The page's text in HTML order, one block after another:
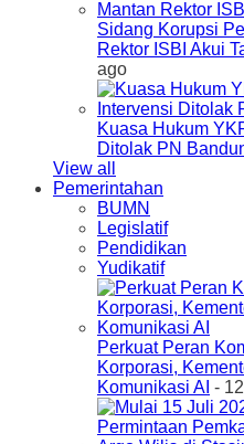
Sidang Korupsi
Rektor ISBI Akui
ago
Kuasa Hukum
Ditolak PN
View all
Pemerintahan
BUMN
Legislatif
Pendidikan
Yudikatif
Perkuat Peran
Korporasi,
Komunikasi AI -